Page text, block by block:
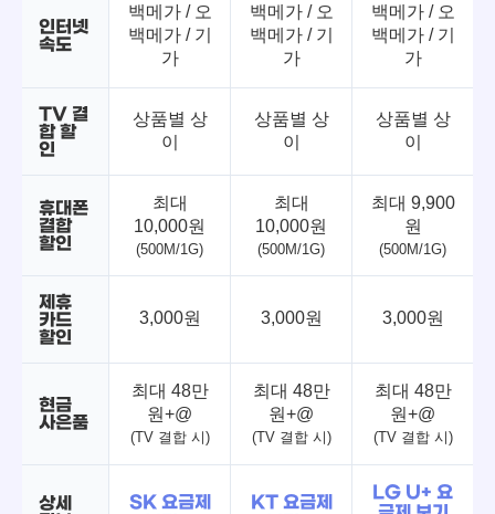
인터넷
속도
백메가 / 오
백메가 / 기
가
백메가 / 오
백메가 / 기
가
백메가 / 오
백메가 / 기
가
TV 결
합 할
인
상품별 상
이
상품별 상
이
상품별 상
이
휴대폰
결합
할인
최대
10,000원
(500M/1G)
최대
10,000원
(500M/1G)
최대 9,900
원
(500M/1G)
제휴
카드
할인
3,000원 3,000원 3,000원
현금
사은품
최대 48만
원+@
(TV 결합 시)
최대 48만
원+@
(TV 결합 시)
최대 48만
원+@
(TV 결합 시)
상세
SK 요금제
KT 요금제
LG U+ 요